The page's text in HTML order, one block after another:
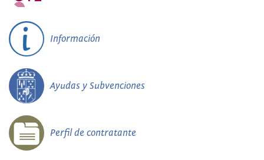
Información
Ayudas y Subvenciones
Perfil de contratante